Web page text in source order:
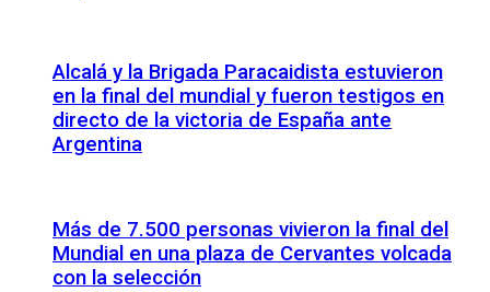
Alcalá y la Brigada Paracaidista estuvieron
en la final del mundial y fueron testigos en
directo de la victoria de España ante
Argentina
Más de 7.500 personas vivieron la final del
Mundial en una plaza de Cervantes volcada
con la selección